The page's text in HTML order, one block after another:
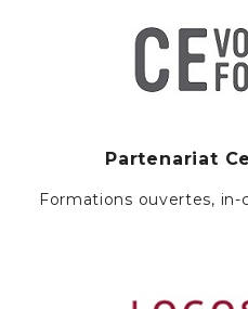
Partenariat
Formations ouvertes,